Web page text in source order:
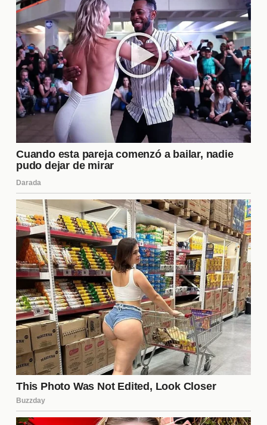
4. Vestimenta Adecuada
Elegir lavestimenta adecuadapuede hacer
maravillas en tu apariencia. Asegúrate de que tu
ropa te quede bien y resalte tus mejores atributos.
Considera invertir en prendas básicas de buena
calidad que puedas combinar fácilmente. No
olvides que los colores que elijas también pueden
influir en cómo te sientes y cómo te perciben los
demás.
5. Descanso Suficiente
Eldescansoes esencial para tu bienestar y tu
apariencia. Dormir entre 7 y 9 horas cada noche
permite que tu cuerpo se recupere y que tu piel se
regenere. La falta de sueño puede causar ojeras y
un aspecto cansado, así que asegúrate de priorizar
el descanso en tu rutina diaria.
¿Qué productos debo usar para
el cuidado de la piel?
La elección de productos para elcuidado de la piel
depende de tu tipo de piel (seca, grasa, mixta o
sensible). Es recomendable usar un limpiador